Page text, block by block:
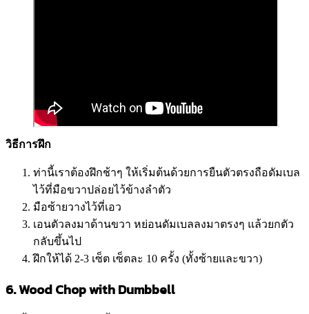
วิธีการฝึก
ท่านี้เราต้องฝึกช้าๆ ให้เริ่มต้นด้วยการยืนตัวตรงถือดัมเบล
ไว้ที่มือขวาปล่อยไว้ข้างลำตัว
มือซ้ายวางไว้ที่เอว
เอนตัวลงมาด้านขวา หย่อนดัมเบลลงมาตรงๆ แล้วยกตัว
กลับขึ้นไป
ฝึกให้ได้ 2-3 เซ็ต เซ็ตละ 10 ครั้ง (ทั้งซ้ายและขวา)
6. Wood Chop with Dumbbell